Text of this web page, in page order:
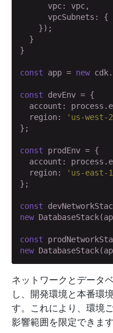
      vpc: vpc,
vpcSubnets: {
    });
  }
}
const app = new
const devEnv = {
account:
  region:
'us-west-
};
const prodEnv = {
account:
  region:
'us-east-
};
const
new
const
new
ネットワークとデータ
し、開発環境と本番環
す。これにより、環境
影響範囲を限定できます